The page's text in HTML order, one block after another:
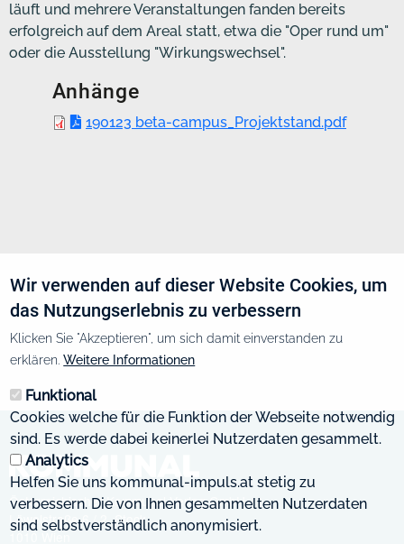
läuft und mehrere Veranstaltungen fanden bereits
erfolgreich auf dem Areal statt, etwa die "Oper rund um"
oder die Ausstellung "Wirkungswechsel".
Anhänge
190123 beta-campus_Projektstand.pdf
Österreichischer Kommunal-Verlag GmbH
Löwelstraße 6 / 2. Stock
1010 Wien
Wir verwenden auf dieser Website Cookies, um
das Nutzungserlebnis zu verbessern
Klicken Sie "Akzeptieren", um sich damit einverstanden zu
erklären. Weitere Informationen
Funktional
Cookies welche für die Funktion der Webseite notwendig
sind. Es werde dabei keinerlei Nutzerdaten gesammelt.
Analytics
Helfen Sie uns kommunal-impuls.at stetig zu
verbessern. Die von Ihnen gesammelten Nutzerdaten
sind selbstverständlich anonymisiert.